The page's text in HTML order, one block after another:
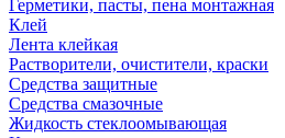
Герметики, пасты, пена монтажная
Клей
Лента клейкая
Растворители, очистители, краски
Средства защитные
Средства смазочные
Жидкость стеклоомывающая